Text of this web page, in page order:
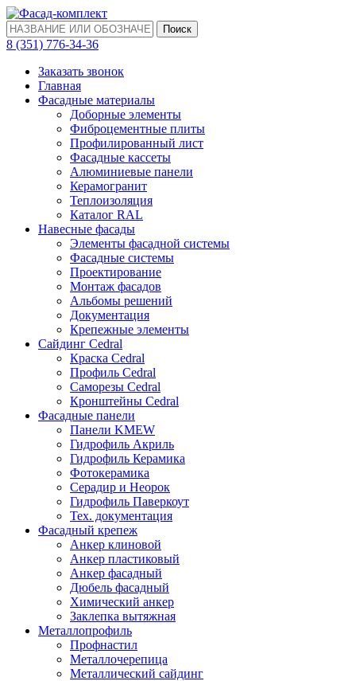
Поиск
‎8 (351) 776-34-36
Заказать звонок
Главная
Фасадные материалы
Доборные элементы
Фиброцементные плиты
Профилированный лист
Фасадные кассеты
Алюминиевые панели
Керамогранит
Теплоизоляция
Каталог RAL
Навесные фасады
Элементы фасадной системы
Фасадные системы
Проектирование
Монтаж фасадов
Альбомы решений
Документация
Крепежные элементы
Сайдинг Cedral
Краска Cedral
Профиль Cedral
Саморезы Cedral
Кронштейны Cedral
Фасадные панели
Панели KMEW
Гидрофиль Акриль
Гидрофиль Керамика
Фотокерамика
Серадир и Неорок
Гидрофиль Паверкоут
Тех. документация
Фасадный крепеж
Анкер клиновой
Анкер пластиковый
Анкер фасадный
Дюбель фасадный
Химический анкер
Заклепка вытяжная
Металлопрофиль
Профнастил
Металлочерепица
Металлический сайдинг